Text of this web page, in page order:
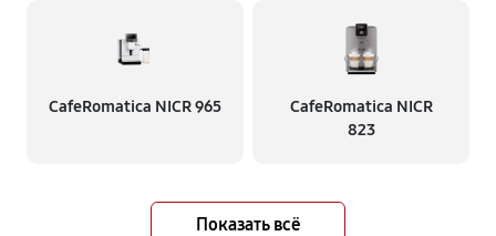
CafeRomatica NICR 965
CafeRomatica NICR
823
Показать всё